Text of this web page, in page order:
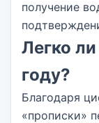
получение
Легко
году?
Благодаря
«прописки»